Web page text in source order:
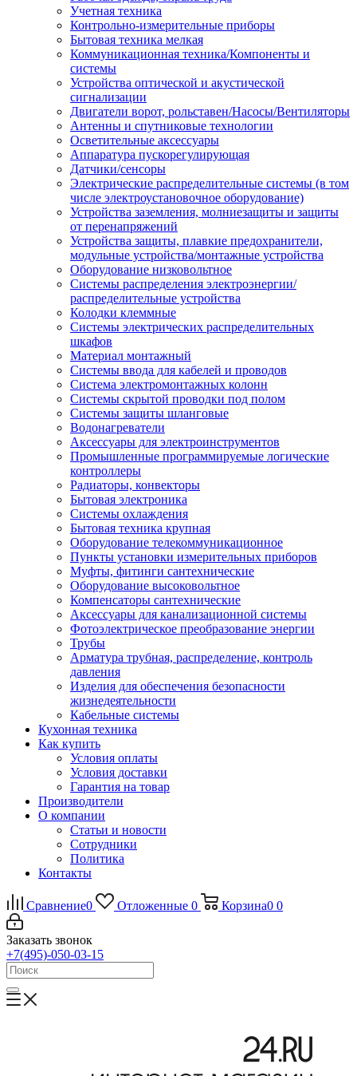
Учетная техника
Контрольно-измерительные приборы
Бытовая техника мелкая
Коммуникационная техника/Компоненты и
системы
Устройства оптической и акустической
сигнализации
Двигатели ворот, рольставен/Насосы/Вентиляторы
Антенны и спутниковые технологии
Осветительные аксессуары
Аппаратура пускорегулирующая
Датчики/сенсоры
Электрические распределительные системы (в том
числе электроустановочное оборудование)
Устройства заземления, молниезащиты и защиты
от перенапряжений
Устройства защиты, плавкие предохранители,
модульные устройства/монтажные устройства
Оборудование низковольтное
Системы распределения электроэнергии/
распределительные устройства
Колодки клеммные
Системы электрических распределительных
шкафов
Материал монтажный
Системы ввода для кабелей и проводов
Система электромонтажных колонн
Системы скрытой проводки под полом
Системы защиты шланговые
Водонагреватели
Аксессуары для электроинструментов
Промышленные программируемые логические
контроллеры
Радиаторы, конвекторы
Бытовая электроника
Системы охлаждения
Бытовая техника крупная
Оборудование телекоммуникационное
Пункты установки измерительных приборов
Муфты, фитинги сантехнические
Оборудование высоковольтное
Компенсаторы сантехнические
Аксессуары для канализационной системы
Фотоэлектрическое преобразование энергии
Трубы
Арматура трубная, распределение, контроль
давления
Изделия для обеспечения безопасности
жизнедеятельности
Кабельные системы
Кухонная техника
Как купить
Условия оплаты
Условия доставки
Гарантия на товар
Производители
О компании
Статьи и новости
Сотрудники
Политика
Контакты
Сравнение0 Отложенные 0 Корзина0 0
Заказать звонок
+7(495)-050-03-15